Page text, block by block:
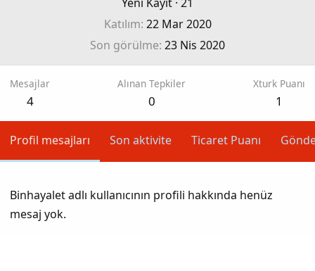
Yeni Kayıt · 21
Katılım 22 Mar 2020
Son görülme 23 Nis 2020
Mesajlar
4
Alınan Tepkiler
0
Xturk Puanı
1
Profil mesajları Son aktivite Ticaret Puanı
Binhayalet adlı kullanıcının profili hakkında henüz
mesaj yok.